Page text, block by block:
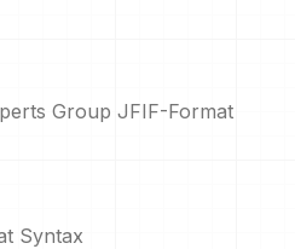
Group JFIF-Format
Syntax